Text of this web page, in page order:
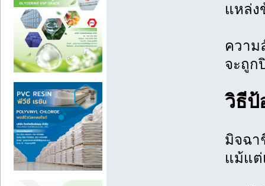
แหล่ง
ความ
จะถูก
วิธีป้
มิจฉา
แม้แ